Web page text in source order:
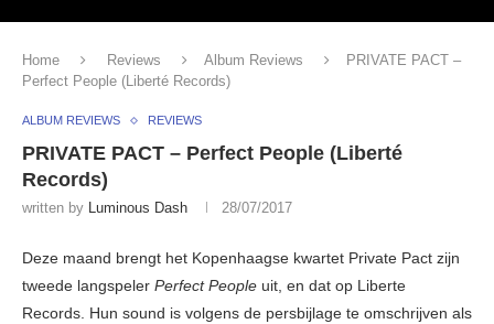
Home Reviews Album Reviews
PRIVATE PACT –
Perfect People (Liberté Records)
ALBUM REVIEWS REVIEWS
PRIVATE PACT – Perfect People (Liberté
Records)
written by Luminous Dash 28/07/2017
Deze maand brengt het Kopenhaagse kwartet Private Pact zijn
tweede langspeler Perfect People uit, en dat op Liberte
Records. Hun sound is volgens de persbijlage te omschrijven als